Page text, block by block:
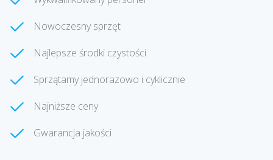
Nowoczesny sprzęt
Najlepsze środki czystości
Sprzątamy jednorazowo i cyklicznie
Najniższe ceny
Gwarancja jakości